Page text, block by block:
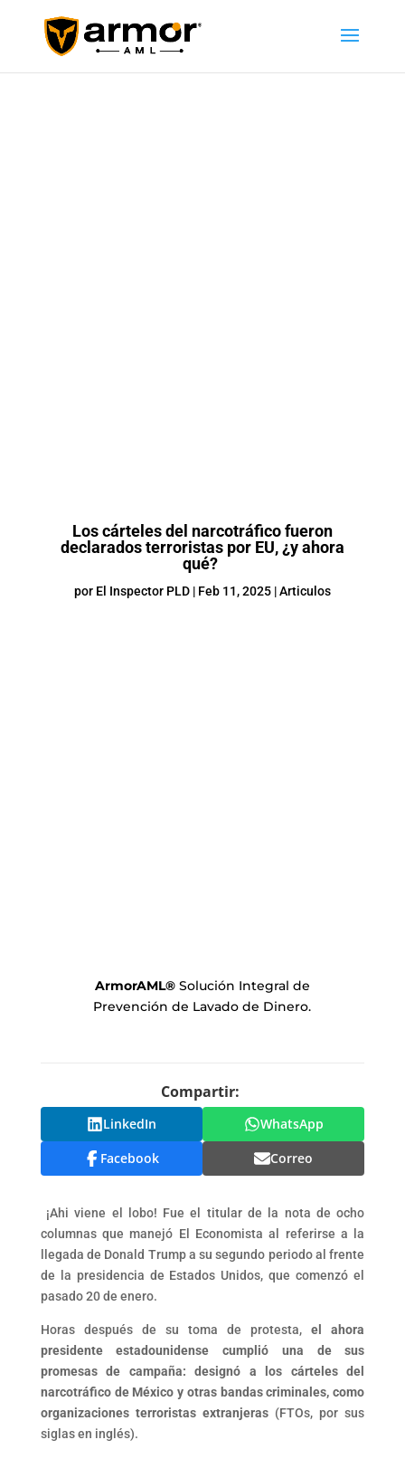
Los cárteles del narcotráfico fueron
declarados terroristas por EU, ¿y ahora
qué?
por El Inspector PLD| Feb 11, 2025|Articulos
ArmorAML® Solución Integral de
Prevención de Lavado de Dinero.
Compartir:
LinkedIn
WhatsApp
Facebook
Correo
¡Ahi viene el lobo! Fue el titular de la nota de ocho
columnas que manejó El Economista al referirse a la
llegada de Donald Trump a su segundo periodo al frente
de la presidencia de Estados Unidos, que comenzó el
pasado 20 de enero.
Horas después de su toma de protesta,el ahora
presidente estadounidense cumplió una de sus
promesas de campaña: designó a los cárteles del
narcotráfico de México y otras bandas criminales, como
organizaciones terroristas extranjeras(FTOs, por sus
siglas en inglés).